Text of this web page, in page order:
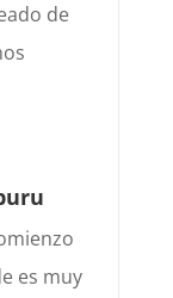
de
es muy